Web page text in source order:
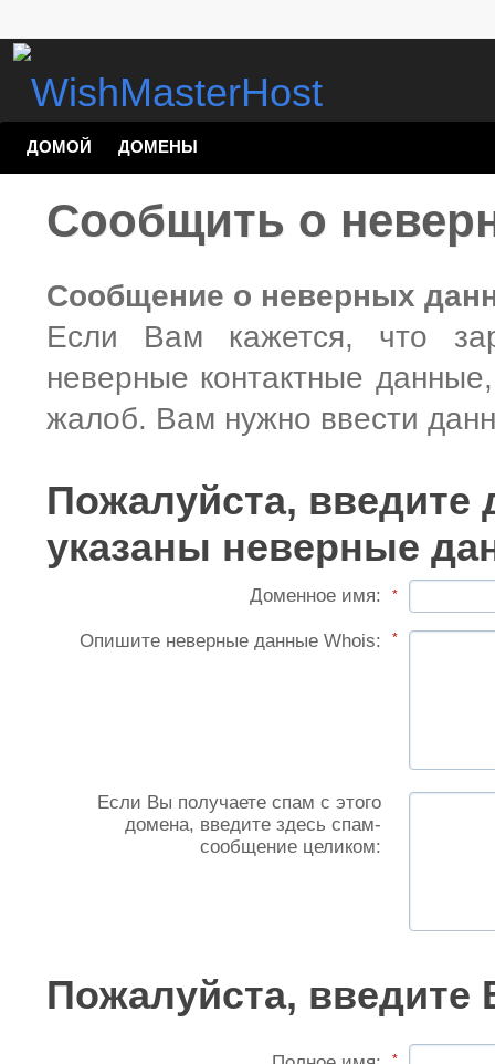
ДОМОЙ ДОМЕНЫ
Сообщить о
Сообщение о неверных
Если Вам кажется, что
неверные контактные
жалоб. Вам нужно ввести
Пожалуйста, введите
указаны неверные
Доменное имя: *
Опишите неверные данные Whois: *
Если Вы получаете спам с этого
домена, введите здесь спам-
сообщение целиком:
Пожалуйста, введите
*